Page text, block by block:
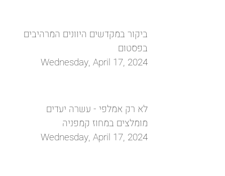
ביקור במקדשים היוונים המרהיבים
בפסטום
Wednesday, April 17, 2024
לא רק אמלפי - עשרה יעדים
מומלצים במחוז קמפניה
Wednesday, April 17, 2024